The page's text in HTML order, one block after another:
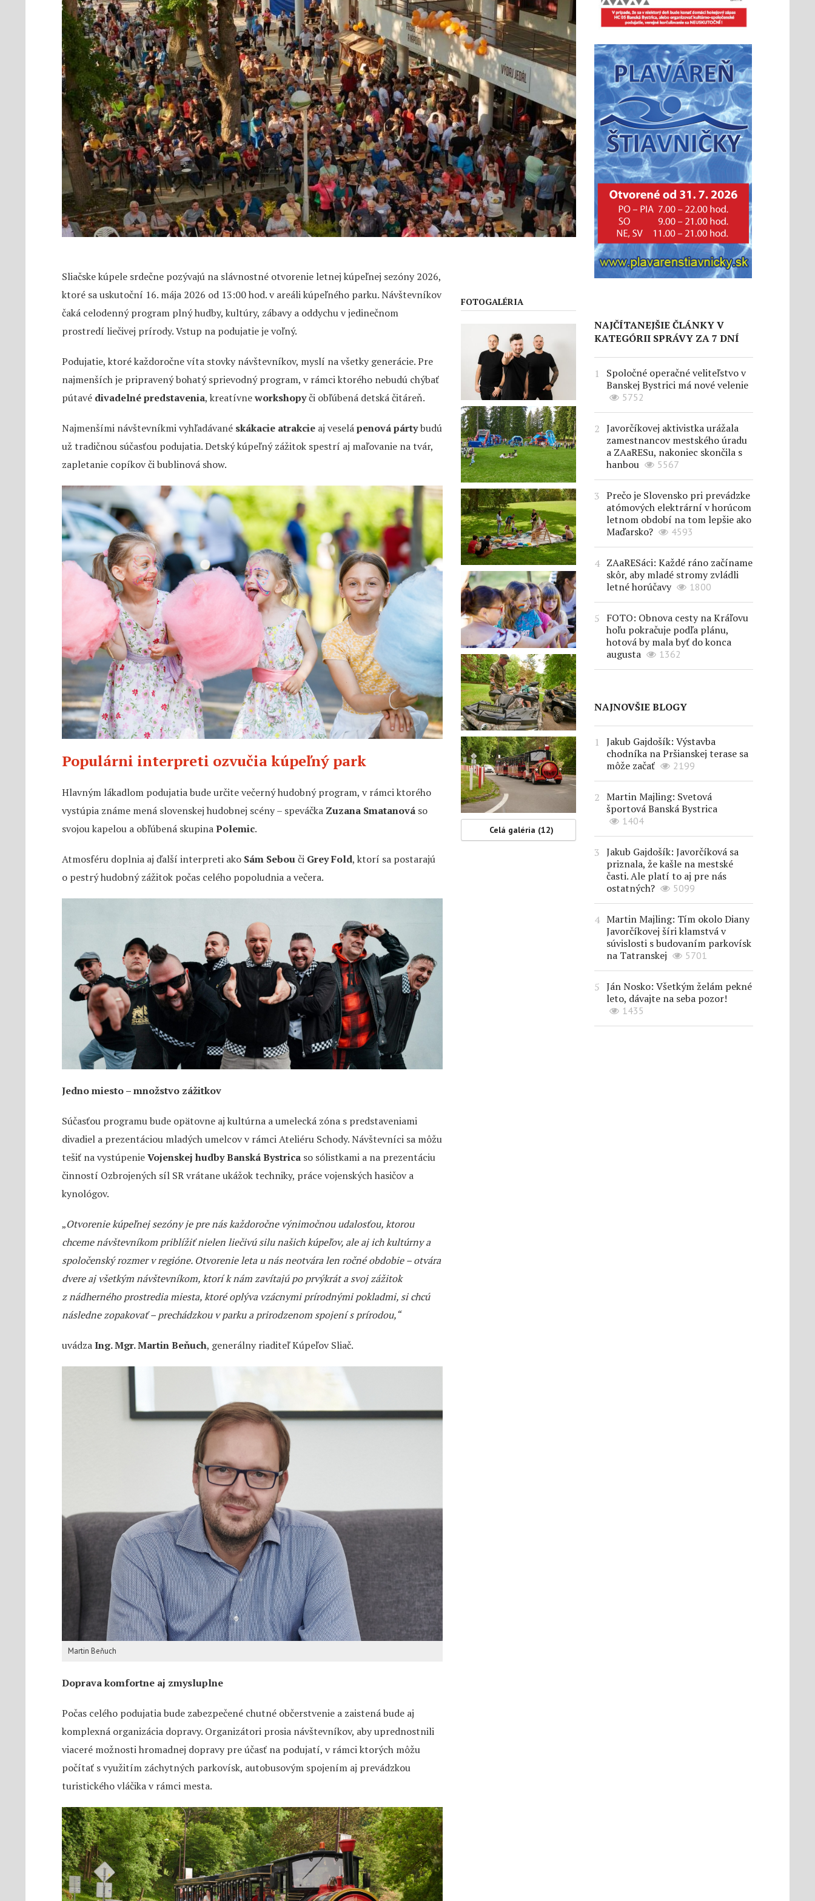
Sliačske kúpele srdečne pozývajú na slávnostné otvorenie letnej kúpeľnej sezóny 2026,
ktoré sa uskutoční 16. mája 2026 od 13:00 hod. v areáli kúpeľného parku. Návštevníkov
čaká celodenný program plný hudby, kultúry, zábavy a oddychu v jedinečnom
prostredí liečivej prírody. Vstup na podujatie je voľný.
Podujatie, ktoré každoročne víta stovky návštevníkov, myslí na všetky generácie. Pre
najmenších je pripravený bohatý sprievodný program, v rámci ktorého nebudú chýbať
pútavé divadelné predstavenia, kreatívneworkshopyči obľúbená detská čitáreň.
Najmenšími návštevníkmi vyhľadávané skákacie atrakcie aj veselápenová pártybudú
už tradičnou súčasťou podujatia. Detský kúpeľný zážitok spestrí aj maľovanie na tvár,
zapletanie copíkov či bublinová show.
Populárni interpreti ozvučia kúpeľný park
Hlavným lákadlom podujatia bude určite večerný hudobný program, v rámci ktorého
vystúpia známe mená slovenskej hudobnej scény – speváčka Zuzana Smatanová so
svojou kapelou a obľúbená skupinaPolemic.
Atmosféru doplnia aj ďalší interpreti ako Sám Sebouči Grey Fold, ktorí sa postarajú
o pestrý hudobný zážitok počas celého popoludnia a večera.
Jedno miesto – množstvo zážitkov
Súčasťou programu bude opätovne aj kultúrna a umelecká zóna s predstaveniami
divadiel a prezentáciou mladých umelcov v rámci Ateliéru Schody. Návštevníci sa môžu
tešiť na vystúpenieVojenskej hudby Banská Bystrica so sólistkami a na prezentáciu
činností Ozbrojených síl SR vrátane ukážok techniky, práce vojenských hasičov a
kynológov.
„Otvorenie kúpeľnej sezóny je pre nás každoročne výnimočnou udalosťou, ktorou
chceme návštevníkom priblížiť nielen liečivú silu našich kúpeľov, ale aj ich kultúrny a
spoločenský rozmer v regióne. Otvorenie leta u nás neotvára len ročné obdobie – otvára
dvere aj všetkým návštevníkom, ktorí k nám zavítajú po prvýkrát a svoj zážitok
z nádherného prostredia miesta, ktoré oplýva vzácnymi prírodnými pokladmi, si chcú
následne zopakovať – prechádzkou v parku a prirodzenom spojení s prírodou,“
uvádzaIng. Mgr. Martin Beňuch, generálny riaditeľ Kúpeľov Sliač.
Martin Beňuch
Doprava komfortne aj zmysluplne
Počas celého podujatia bude zabezpečené chutné občerstvenie a zaistená bude aj
komplexná organizácia dopravy. Organizátori prosia návštevníkov, aby uprednostnili
viaceré možnosti hromadnej dopravy pre účasť na podujatí, v rámci ktorých môžu
počítať s využitím záchytných parkovísk, autobusovým spojením aj prevádzkou
turistického vláčika v rámci mesta.
FOTOGALÉRIA
Celá galéria (12)
NAJČÍTANEJŠIE ČLÁNKY V
KATEGÓRII SPRÁVY ZA 7 DNÍ
Spoločné operačné veliteľstvo v
Banskej Bystrici má nové velenie
5752
Javorčíkovej aktivistka urážala
zamestnancov mestského úradu
a ZAaRESu, nakoniec skončila s
hanbou
5567
Prečo je Slovensko pri prevádzke
atómových elektrární v horúcom
letnom období na tom lepšie ako
Maďarsko?
4593
ZAaRESáci: Každé ráno začíname
skôr, aby mladé stromy zvládli
letné horúčavy
1800
FOTO: Obnova cesty na Kráľovu
hoľu pokračuje podľa plánu,
hotová by mala byť do konca
augusta
1362
NAJNOVŠIE BLOGY
Jakub Gajdošík: Výstavba
chodníka na Pršianskej terase sa
môže začať
2199
Martin Majling: Svetová
športová Banská Bystrica
1404
Jakub Gajdošík: Javorčíková sa
priznala, že kašle na mestské
časti. Ale platí to aj pre nás
ostatných?
5099
Martin Majling: Tím okolo Diany
Javorčíkovej šíri klamstvá v
súvislosti s budovaním parkovísk
na Tatranskej
5701
Ján Nosko: Všetkým želám pekné
leto, dávajte na seba pozor!
1435